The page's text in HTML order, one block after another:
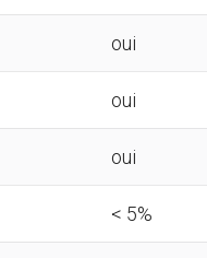
oui
oui
oui
< 5%